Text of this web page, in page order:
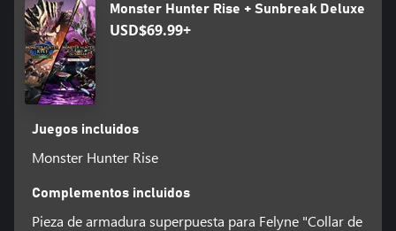
Monster Hunter Rise + Sunbreak Deluxe
USD$69.99+
Juegos incluidos
Monster Hunter Rise
Complementos incluidos
Pieza de armadura superpuesta para Felyne "Collar de